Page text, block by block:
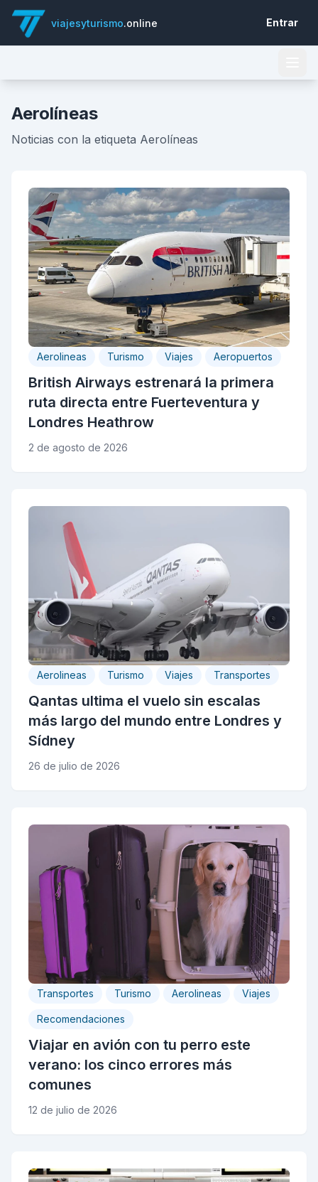
viajesyturismo.online Entrar
Aerolíneas
Noticias con la etiqueta Aerolíneas
Aerolineas Turismo Viajes Aeropuertos
British Airways estrenará la primera
ruta directa entre Fuerteventura y
Londres Heathrow
2 de agosto de 2026
Aerolineas Turismo Viajes Transportes
Qantas ultima el vuelo sin escalas
más largo del mundo entre Londres y
Sídney
26 de julio de 2026
Transportes Turismo Aerolineas Viajes
Recomendaciones
Viajar en avión con tu perro este
verano: los cinco errores más
comunes
12 de julio de 2026